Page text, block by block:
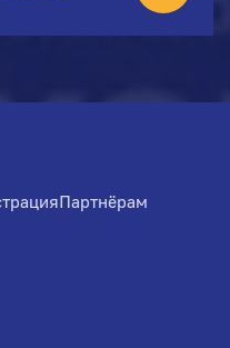
Партнёрам